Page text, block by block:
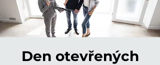
Den otevřených